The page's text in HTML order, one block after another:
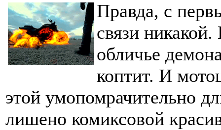
Правда, с
связи
обличье
коптит. И
этой умопомрачительно
лишено комиксовой